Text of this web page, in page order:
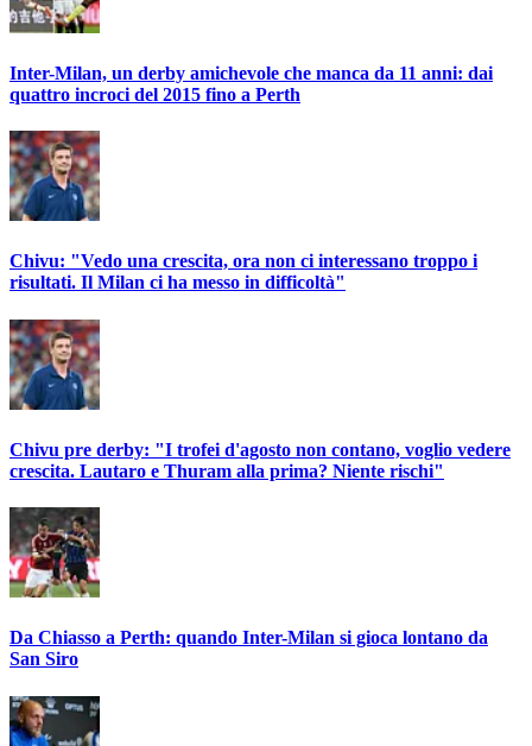
Inter-Milan, un derby amichevole che manca da 11 anni: dai
quattro incroci del 2015 fino a Perth
Chivu: "Vedo una crescita, ora non ci interessano troppo i
risultati. Il Milan ci ha messo in difficoltà"
Chivu pre derby: "I trofei d'agosto non contano, voglio vedere
crescita. Lautaro e Thuram alla prima? Niente rischi"
Da Chiasso a Perth: quando Inter-Milan si gioca lontano da
San Siro